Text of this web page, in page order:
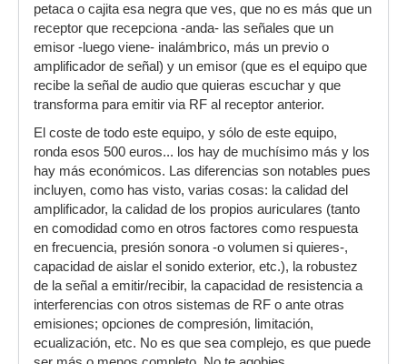
petaca o cajita esa negra que ves, que no es más que un
receptor que recepciona -anda- las señales que un
emisor -luego viene- inalámbrico, más un previo o
amplificador de señal) y un emisor (que es el equipo que
recibe la señal de audio que quieras escuchar y que
transforma para emitir via RF al receptor anterior.
El coste de todo este equipo, y sólo de este equipo,
ronda esos 500 euros... los hay de muchísimo más y los
hay más económicos. Las diferencias son notables pues
incluyen, como has visto, varias cosas: la calidad del
amplificador, la calidad de los propios auriculares (tanto
en comodidad como en otros factores como respuesta
en frecuencia, presión sonora -o volumen si quieres-,
capacidad de aislar el sonido exterior, etc.), la robustez
de la señal a emitir/recibir, la capacidad de resistencia a
interferencias con otros sistemas de RF o ante otras
emisiones; opciones de compresión, limitación,
ecualización, etc. No es que sea complejo, es que puede